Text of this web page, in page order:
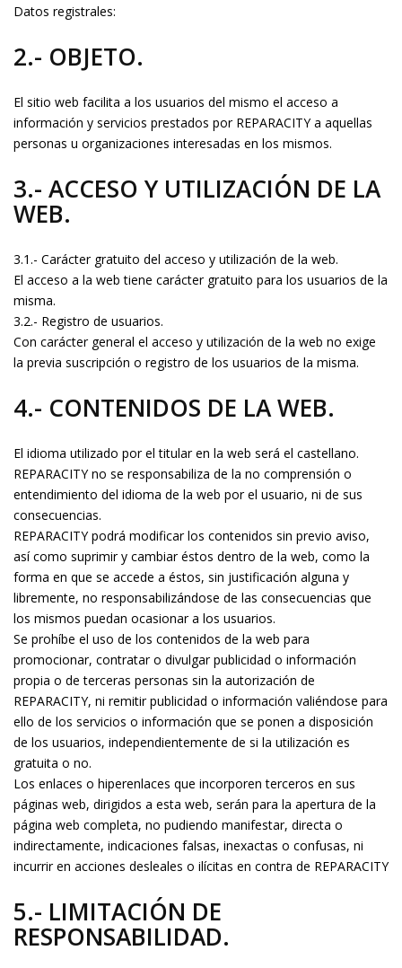
Datos registrales:
2.- OBJETO.
El sitio web facilita a los usuarios del mismo el acceso a
información y servicios prestados por REPARACITY a aquellas
personas u organizaciones interesadas en los mismos.
3.- ACCESO Y UTILIZACIÓN DE LA
WEB.
3.1.- Carácter gratuito del acceso y utilización de la web.
El acceso a la web tiene carácter gratuito para los usuarios de la
misma.
3.2.- Registro de usuarios.
Con carácter general el acceso y utilización de la web no exige
la previa suscripción o registro de los usuarios de la misma.
4.- CONTENIDOS DE LA WEB.
El idioma utilizado por el titular en la web será el castellano.
REPARACITY no se responsabiliza de la no comprensión o
entendimiento del idioma de la web por el usuario, ni de sus
consecuencias.
REPARACITY podrá modificar los contenidos sin previo aviso,
así como suprimir y cambiar éstos dentro de la web, como la
forma en que se accede a éstos, sin justificación alguna y
libremente, no responsabilizándose de las consecuencias que
los mismos puedan ocasionar a los usuarios.
Se prohíbe el uso de los contenidos de la web para
promocionar, contratar o divulgar publicidad o información
propia o de terceras personas sin la autorización de
REPARACITY, ni remitir publicidad o información valiéndose para
ello de los servicios o información que se ponen a disposición
de los usuarios, independientemente de si la utilización es
gratuita o no.
Los enlaces o hiperenlaces que incorporen terceros en sus
páginas web, dirigidos a esta web, serán para la apertura de la
página web completa, no pudiendo manifestar, directa o
indirectamente, indicaciones falsas, inexactas o confusas, ni
incurrir en acciones desleales o ilícitas en contra de REPARACITY
5.- LIMITACIÓN DE
RESPONSABILIDAD.